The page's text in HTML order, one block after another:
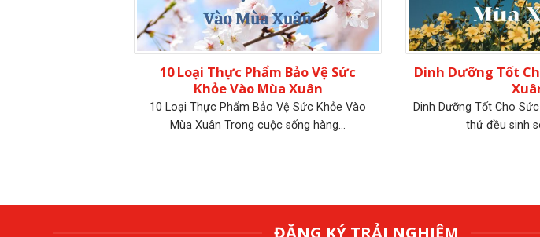
10 Loại Thực Phẩm Bảo Vệ Sức
Khỏe Vào Mùa Xuân
10 Loại Thực Phẩm Bảo Vệ Sức Khỏe Vào
Mùa Xuân Trong cuộc sống hàng...
Dinh Dưỡng Tốt
Dinh Dưỡng Tốt Cho
thứ đều sinh